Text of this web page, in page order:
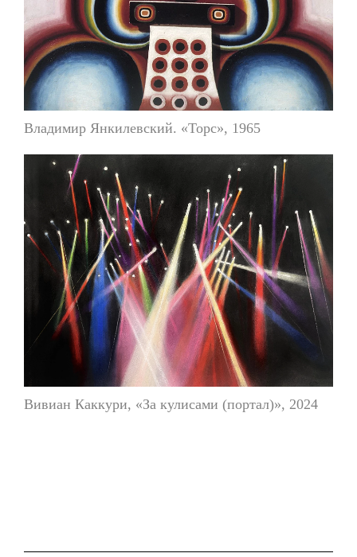
Владимир Янкилевский. «Торс», 1965
Вивиан Каккури, «За кулисами (портал)», 2024